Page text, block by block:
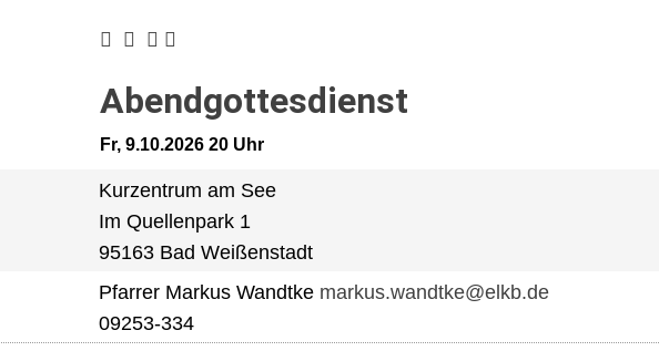
Abendgottesdienst
Fr, 9.10.2026 20 Uhr
Kurzentrum am See
Im Quellenpark 1
95163 Bad Weißenstadt
Pfarrer Markus Wandtke markus.wandtke@elkb.de
09253-334